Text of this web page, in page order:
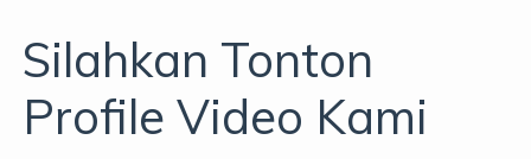
Silahkan Tonton
Profile Video Kami